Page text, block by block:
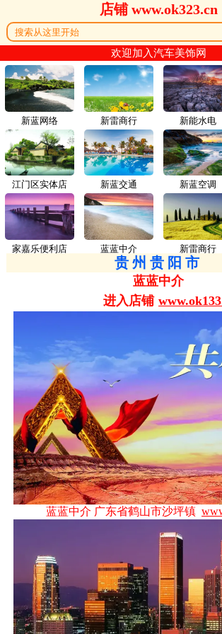
店铺 www.ok323.cn
欢迎加入汽车美饰网
新蓝网络 新雷商行
江门区实体店 新蓝交通
家嘉乐便利店 蓝蓝中介
新能水电
新蓝空调
新雷商行
贵州贵阳市
蓝蓝中介
进入店铺
蓝蓝中介 广东省鹤山市沙坪镇